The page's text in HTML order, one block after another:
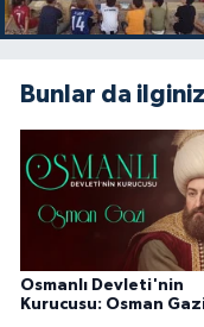
Bunlar da
Osmanlı Devleti'nin
Kurucusu: Osman
Osmaniye
Rize
Sakarya